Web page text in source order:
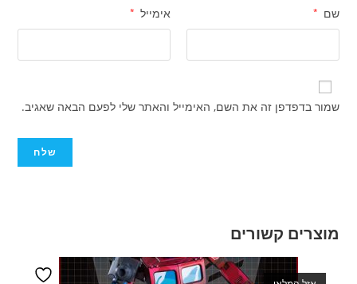
שם * אימייל *
שמור בדפדפן זה את השם, האימייל והאתר שלי לפעם הבאה שאגיב.
מוצרים קשורים